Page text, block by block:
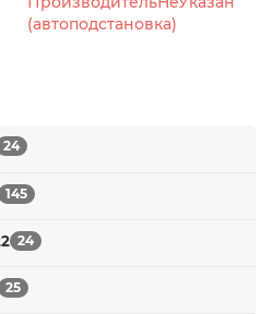
(автоподстановка)
24
145
24
25